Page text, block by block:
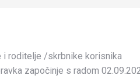
i roditelje /skrbnike korisnika
započinje s radom